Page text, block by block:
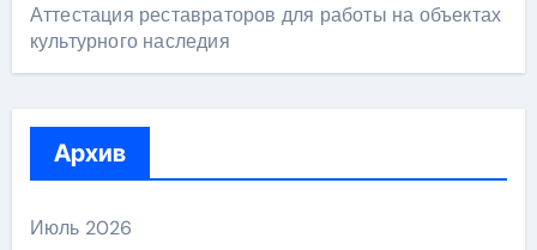
Аттестация реставраторов для работы на объектах
культурного наследия
Архив
Июль 2026